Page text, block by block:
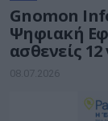
Gnomon
Ψηφιακή
ασθενείς
08.07.2026